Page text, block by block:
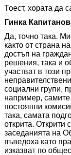
Тоест, хората да
Гинка
Да, точно така.
както от страна
достъп на
решения, така и
участват в този
социални групи,
например,
постоянни
така, самата
открита. Открити
заседанията на
въведоха като
изказват по